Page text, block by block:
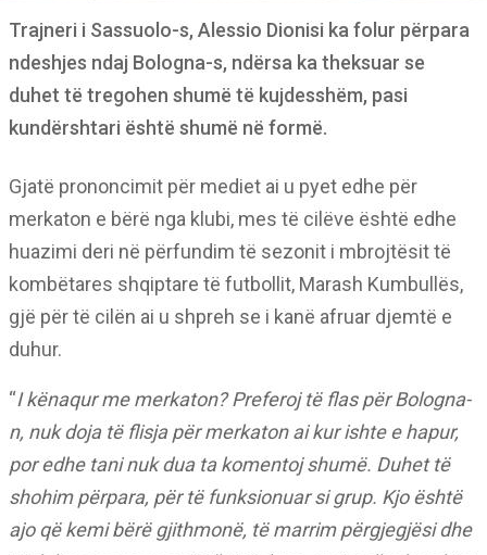
Trajneri i Sassuolo-s, Alessio Dionisi ka folur përpara
ndeshjes ndaj Bologna-s, ndërsa ka theksuar se
duhet të tregohen shumë të kujdesshëm, pasi
kundërshtari është shumë në formë.
Gjatë prononcimit për mediet ai u pyet edhe për
merkaton e bërë nga klubi, mes të cilëve është edhe
huazimi deri në përfundim të sezonit i mbrojtësit të
kombëtares shqiptare të futbollit, Marash Kumbullës,
gjë për të cilën ai u shpreh se i kanë afruar djemtë e
duhur.
“I kënaqur me merkaton? Preferoj të flas për Bologna-
n, nuk doja të flisja për merkaton ai kur ishte e hapur,
por edhe tani nuk dua ta komentoj shumë. Duhet të
shohim përpara, për të funksionuar si grup. Kjo është
ajo që kemi bërë gjithmonë, të marrim përgjegjësi dhe